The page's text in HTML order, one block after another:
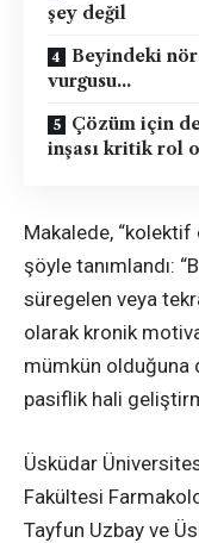
şey değil
Beyindeki
vurgusu…
Çözüm için
inşası kritik rol
Makalede,
şöyle tanımlandı:
süregelen veya
olarak kronik
mümkün olduğuna
pasiflik hali
Üsküdar
Fakültesi
Tayfun Uzbay ve